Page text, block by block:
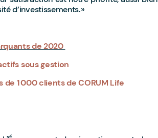
d’investissements. »
de 2020
sous gestion
1 000 clients de CORUM Life